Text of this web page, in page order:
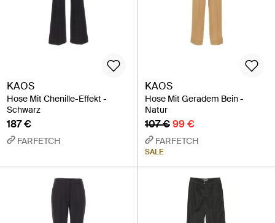
KAOS
Hose Mit Chenille-Effekt -
Schwarz
187 €
FARFETCH
KAOS
Hose Mit Geradem Bein -
Natur
107 €99 €
FARFETCH
SALE